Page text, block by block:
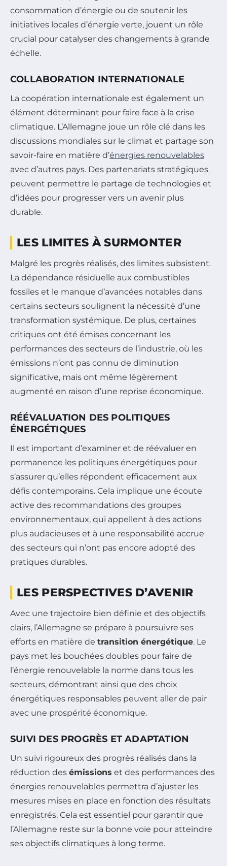
consommation d’énergie ou de soutenir les
initiatives locales d’énergie verte, jouent un rôle
crucial pour catalyser des changements à grande
échelle.
COLLABORATION INTERNATIONALE
La coopération internationale est également un
élément déterminant pour faire face à la crise
climatique. L’Allemagne joue un rôle clé dans les
discussions mondiales sur le climat et partage son
savoir-faire en matière d’énergies renouvelables
avec d’autres pays. Des partenariats stratégiques
peuvent permettre le partage de technologies et
d’idées pour progresser vers un avenir plus
durable.
LES LIMITES À SURMONTER
Malgré les progrès réalisés, des limites subsistent.
La dépendance résiduelle aux combustibles
fossiles et le manque d’avancées notables dans
certains secteurs soulignent la nécessité d’une
transformation systémique. De plus, certaines
critiques ont été émises concernant les
performances des secteurs de l’industrie, où les
émissions n’ont pas connu de diminution
significative, mais ont même légèrement
augmenté en raison d’une reprise économique.
RÉÉVALUATION DES POLITIQUES
ÉNERGÉTIQUES
Il est important d’examiner et de réévaluer en
permanence les politiques énergétiques pour
s’assurer qu’elles répondent efficacement aux
défis contemporains. Cela implique une écoute
active des recommandations des groupes
environnementaux, qui appellent à des actions
plus audacieuses et à une responsabilité accrue
des secteurs qui n’ont pas encore adopté des
pratiques durables.
LES PERSPECTIVES D’AVENIR
Avec une trajectoire bien définie et des objectifs
clairs, l’Allemagne se prépare à poursuivre ses
efforts en matière de transition énergétique. Le
pays met les bouchées doubles pour faire de
l’énergie renouvelable la norme dans tous les
secteurs, démontrant ainsi que des choix
énergétiques responsables peuvent aller de pair
avec une prospérité économique.
SUIVI DES PROGRÈS ET ADAPTATION
Un suivi rigoureux des progrès réalisés dans la
réduction des émissions et des performances des
énergies renouvelables permettra d’ajuster les
mesures mises en place en fonction des résultats
enregistrés. Cela est essentiel pour garantir que
l’Allemagne reste sur la bonne voie pour atteindre
ses objectifs climatiques à long terme.